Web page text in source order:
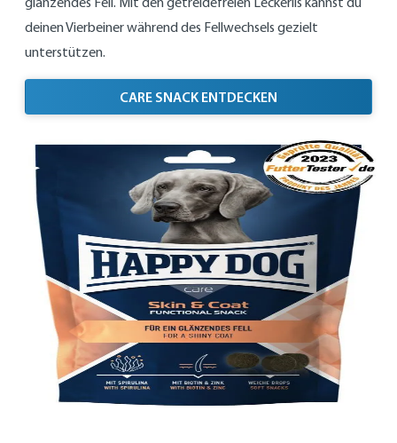
deinen Vierbeiner während des Fellwechsels gezielt
unterstützen.
CARE SNACK ENTDECKEN